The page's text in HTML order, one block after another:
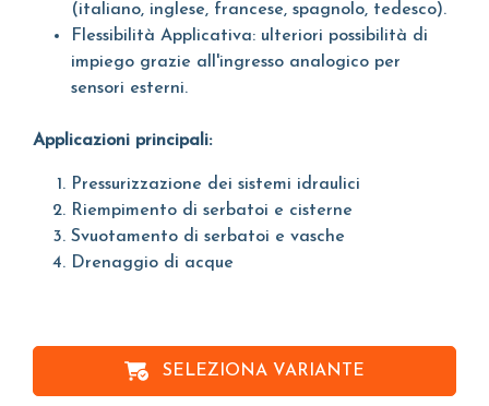
(italiano, inglese, francese, spagnolo, tedesco).
Flessibilità Applicativa: ulteriori possibilità di
impiego grazie all'ingresso analogico per
sensori esterni.
Applicazioni principali:
Pressurizzazione dei sistemi idraulici
Riempimento di serbatoi e cisterne
Svuotamento di serbatoi e vasche
Drenaggio di acque
SELEZIONA VARIANTE